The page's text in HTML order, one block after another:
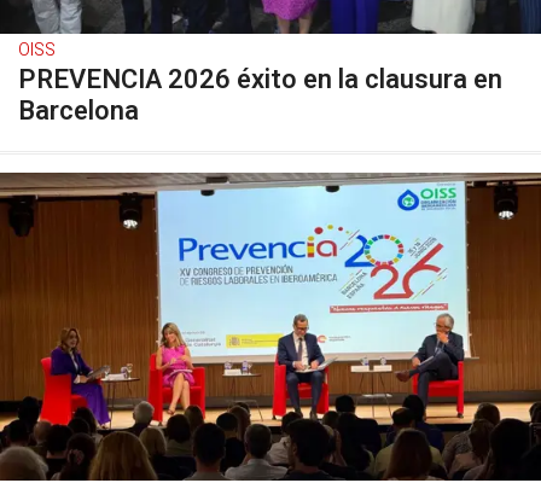
OISS
PREVENCIA 2026 éxito en la clausura en
Barcelona